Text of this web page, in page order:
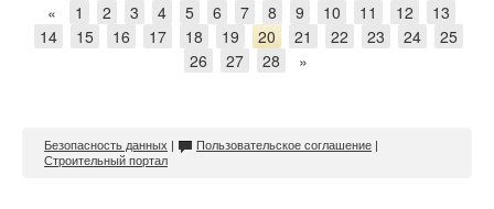
« 1 2 3 4 5 6 7 8 9 10 11 12
13
14
15 16 17 18 19 20 21 22 23 24
25
26
27 28 »
Безопасность данных | Пользовательское соглашение |
Строительный портал